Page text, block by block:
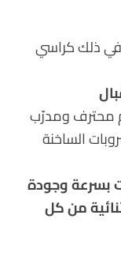
في ذلك كراسي
محترف ومدرّب
الساخنة
بسرعة وجودة
من كل